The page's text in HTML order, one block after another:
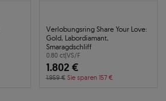
Verlobungsring Share Your Love:
Gold, Labordiamant,
Smaragdschliff
0.80 ct|VS/F
1.802 €
1.959 € Sie sparen 157 €